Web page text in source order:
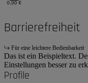
0,00 €
Barrierefreiheit
Für eine leichtere Bedienbarkeit
Das ist ein Beispieltext.
Einstellungen besser zu
Profile